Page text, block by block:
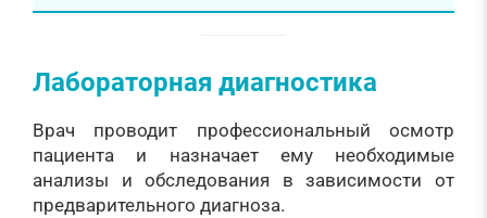
Лабораторная диагностика
Врач проводит профессиональный осмотр
пациента и назначает ему необходимые
анализы и обследования в зависимости от
предварительного диагноза.